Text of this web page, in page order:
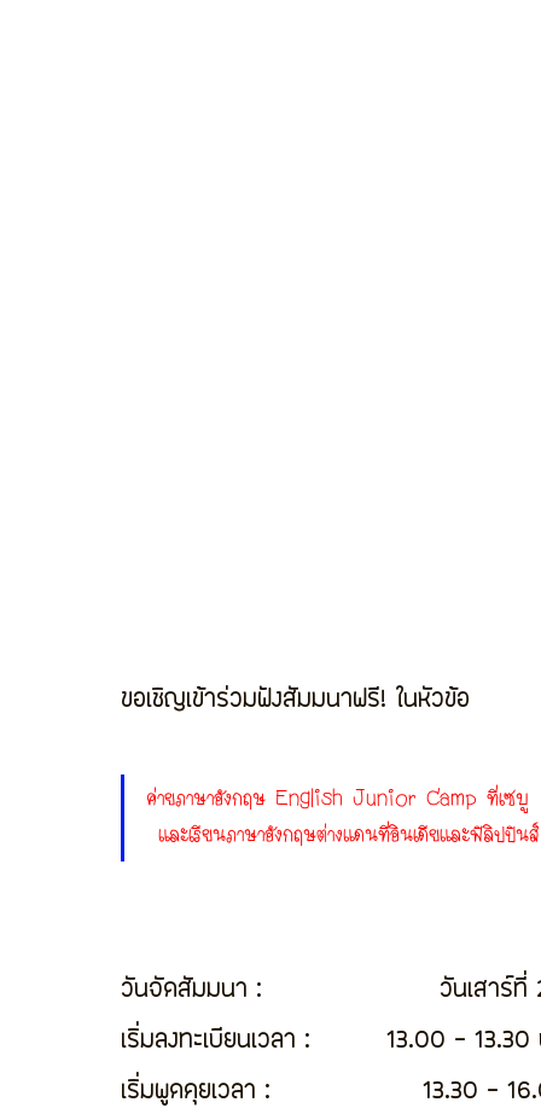
ขอเชิญเข้าร่วมฟังสัมมนาฟรี! ในหัวข้อ
ค่ายภาษาอังกฤษ English Junior Camp ที่เซบู
และเรียนภาษาอังกฤษต่างแดนที่อินเดียและฟิลิปปินส์
วันจัดสัมมนา :                     วันเสาร์ที่
เริ่มลงทะเบียนเวลา :         13.00 - 13.30
เริ่มพูดคุยเวลา :                  13.30 -